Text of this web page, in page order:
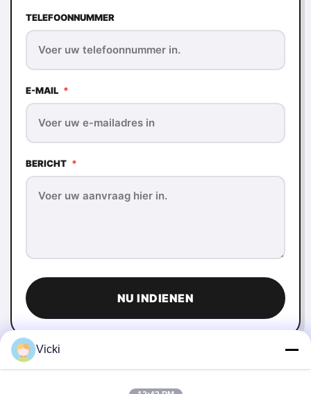
TELEFOONNUMMER
E-MAIL *
BERICHT *
NU INDIENEN
Vicki